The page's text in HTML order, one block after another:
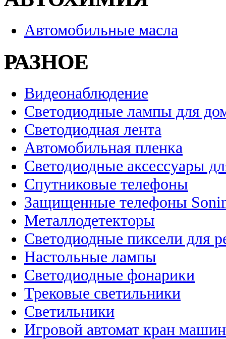
Автомобильные масла
РАЗНОЕ
Видеонаблюдение
Светодиодные лампы для
Светодиодная лента
Автомобильная пленка
Светодиодные аксессуары
Спутниковые телефоны
Защищенные телефоны
Металлодетекторы
Светодиодные пиксели для
Настольные лампы
Светодиодные фонарики
Трековые светильники
Светильники
Игровой автомат кран